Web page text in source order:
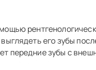
его зубы
передние зубы с